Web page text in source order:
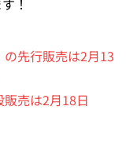
！
先行販売は2月13
売は2月18日